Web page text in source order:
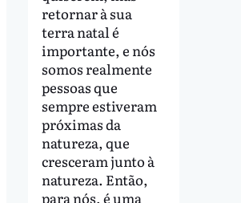
retornar à sua
terra natal é
importante, e nós
somos realmente
pessoas que
sempre estiveram
próximas da
natureza, que
cresceram junto à
natureza. Então,
para nós, é uma